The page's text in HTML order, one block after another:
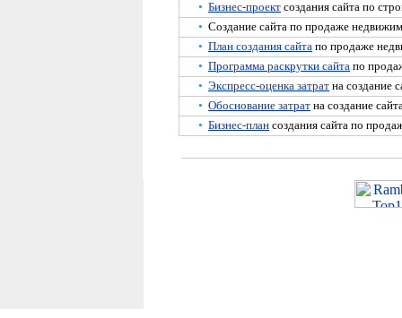
• Бизнес-проект создания сайта по
• Создание сайта по продаже
• План создания сайта по продаже
• Программа раскрутки сайта по
• Экспресс-оценка затрат на создание
• Обоснование затрат на создание
• Бизнес-план создания сайта по